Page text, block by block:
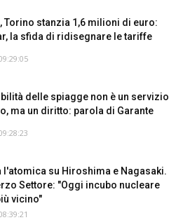
Torino stanzia 1,6 milioni di euro:
la sfida di ridisegnare le tariffe
delle spiagge non è un servizio
ma un diritto: parola di Garante
l'atomica su Hiroshima e Nagasaki.
Settore: "Oggi incubo nucleare
vicino"